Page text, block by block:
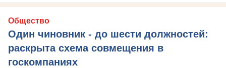
Общество
Один чиновник - до шести должностей:
раскрыта схема совмещения в
госкомпаниях